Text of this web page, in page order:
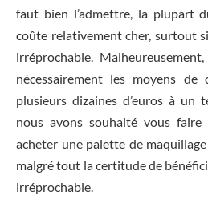
faut bien l’admettre, la plupart
coûte relativement cher, surtout
irréprochable.
nécessairement les moyens de
plusieurs dizaines d’euros à un
nous avons souhaité vous faire
acheter une palette de
malgré tout la certitude de
irréprochable.